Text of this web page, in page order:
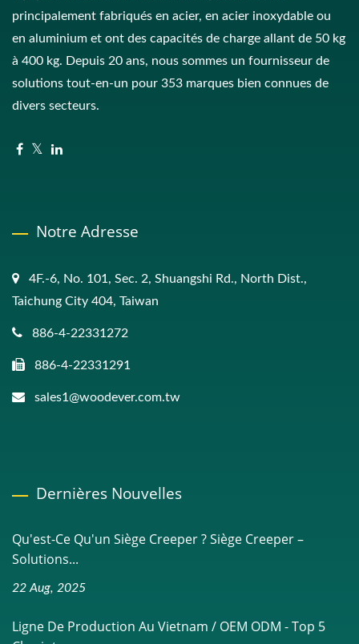
principalement fabriqués en acier, en acier inoxydable ou
en aluminium et ont des capacités de charge allant de 50 kg
à 400 kg. Depuis 20 ans, nous sommes un fournisseur de
solutions tout-en-un pour 353 marques bien connues de
divers secteurs.
Notre Adresse
4F.-6, No. 101, Sec. 2, Shuangshi Rd., North Dist.,
Taichung City 404, Taiwan
886-4-22331272
886-4-22331291
sales1@woodever.com.tw
Dernières Nouvelles
Qu'est-Ce Qu'un Siège Creeper ? Siège Creeper –
Solutions...
22 Aug, 2025
Ligne De Production Au Vietnam / OEM ODM - Top 5